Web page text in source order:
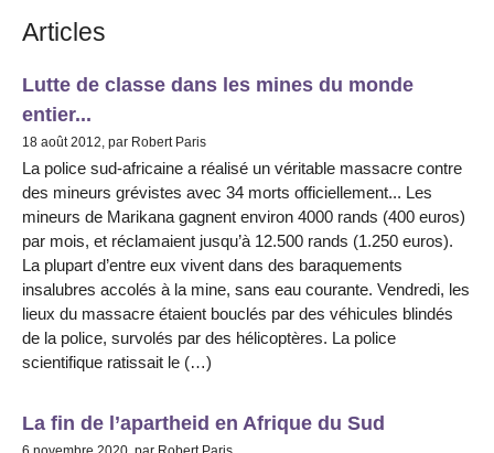
Articles
Lutte de classe dans les mines du monde
entier...
18 août 2012, par Robert Paris
La police sud-africaine a réalisé un véritable massacre contre
des mineurs grévistes avec 34 morts officiellement... Les
mineurs de Marikana gagnent environ 4000 rands (400 euros)
par mois, et réclamaient jusqu’à 12.500 rands (1.250 euros).
La plupart d’entre eux vivent dans des baraquements
insalubres accolés à la mine, sans eau courante. Vendredi, les
lieux du massacre étaient bouclés par des véhicules blindés
de la police, survolés par des hélicoptères. La police
scientifique ratissait le (…)
La fin de l’apartheid en Afrique du Sud